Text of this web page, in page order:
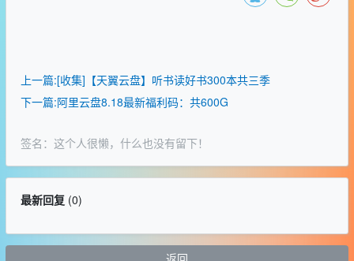
上一篇:[收集]【天翼云盘】听书读好书300本共三季
下一篇:阿里云盘8.18最新福利码：共600G
签名：这个人很懒，什么也没有留下！
最新回复(0)